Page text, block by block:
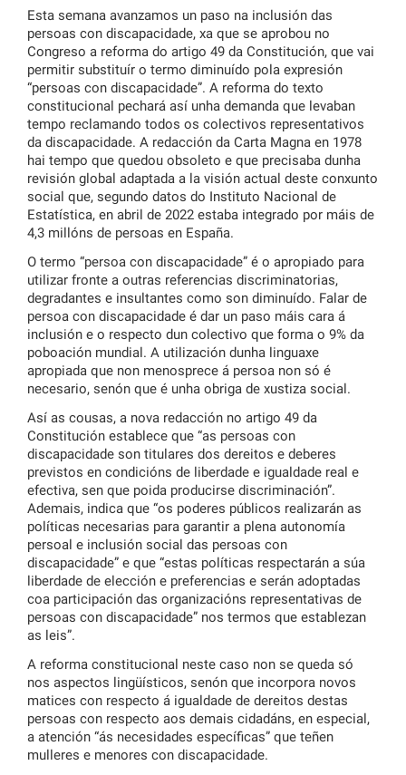
Esta semana avanzamos un paso na inclusión das
persoas con discapacidade, xa que se aprobou no
Congreso a reforma do artigo 49 da Constitución, que vai
permitir substituír o termo diminuído pola expresión
“persoas con discapacidade”. A reforma do texto
constitucional pechará así unha demanda que levaban
tempo reclamando todos os colectivos representativos
da discapacidade. A redacción da Carta Magna en 1978
hai tempo que quedou obsoleto e que precisaba dunha
revisión global adaptada a la visión actual deste conxunto
social que, segundo datos do Instituto Nacional de
Estatística, en abril de 2022 estaba integrado por máis de
4,3 millóns de persoas en España.
O termo “persoa con discapacidade” é o apropiado para
utilizar fronte a outras referencias discriminatorias,
degradantes e insultantes como son diminuído. Falar de
persoa con discapacidade é dar un paso máis cara á
inclusión e o respecto dun colectivo que forma o 9% da
poboación mundial. A utilización dunha linguaxe
apropiada que non menosprece á persoa non só é
necesario, senón que é unha obriga de xustiza social.
Así as cousas, a nova redacción no artigo 49 da
Constitución establece que “as persoas con
discapacidade son titulares dos dereitos e deberes
previstos en condicións de liberdade e igualdade real e
efectiva, sen que poida producirse discriminación”.
Ademais, indica que “os poderes públicos realizarán as
políticas necesarias para garantir a plena autonomía
persoal e inclusión social das persoas con
discapacidade” e que “estas políticas respectarán a súa
liberdade de elección e preferencias e serán adoptadas
coa participación das organizacións representativas de
persoas con discapacidade” nos termos que establezan
as leis”.
A reforma constitucional neste caso non se queda só
nos aspectos lingüísticos, senón que incorpora novos
matices con respecto á igualdade de dereitos destas
persoas con respecto aos demais cidadáns, en especial,
a atención “ás necesidades específicas” que teñen
mulleres e menores con discapacidade.